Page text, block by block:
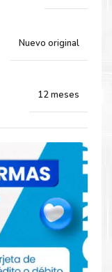
para
para adquirir tus
dias. Escríbenos o
perfecta para tu
106R02778 para
Nuevo original
12 meses